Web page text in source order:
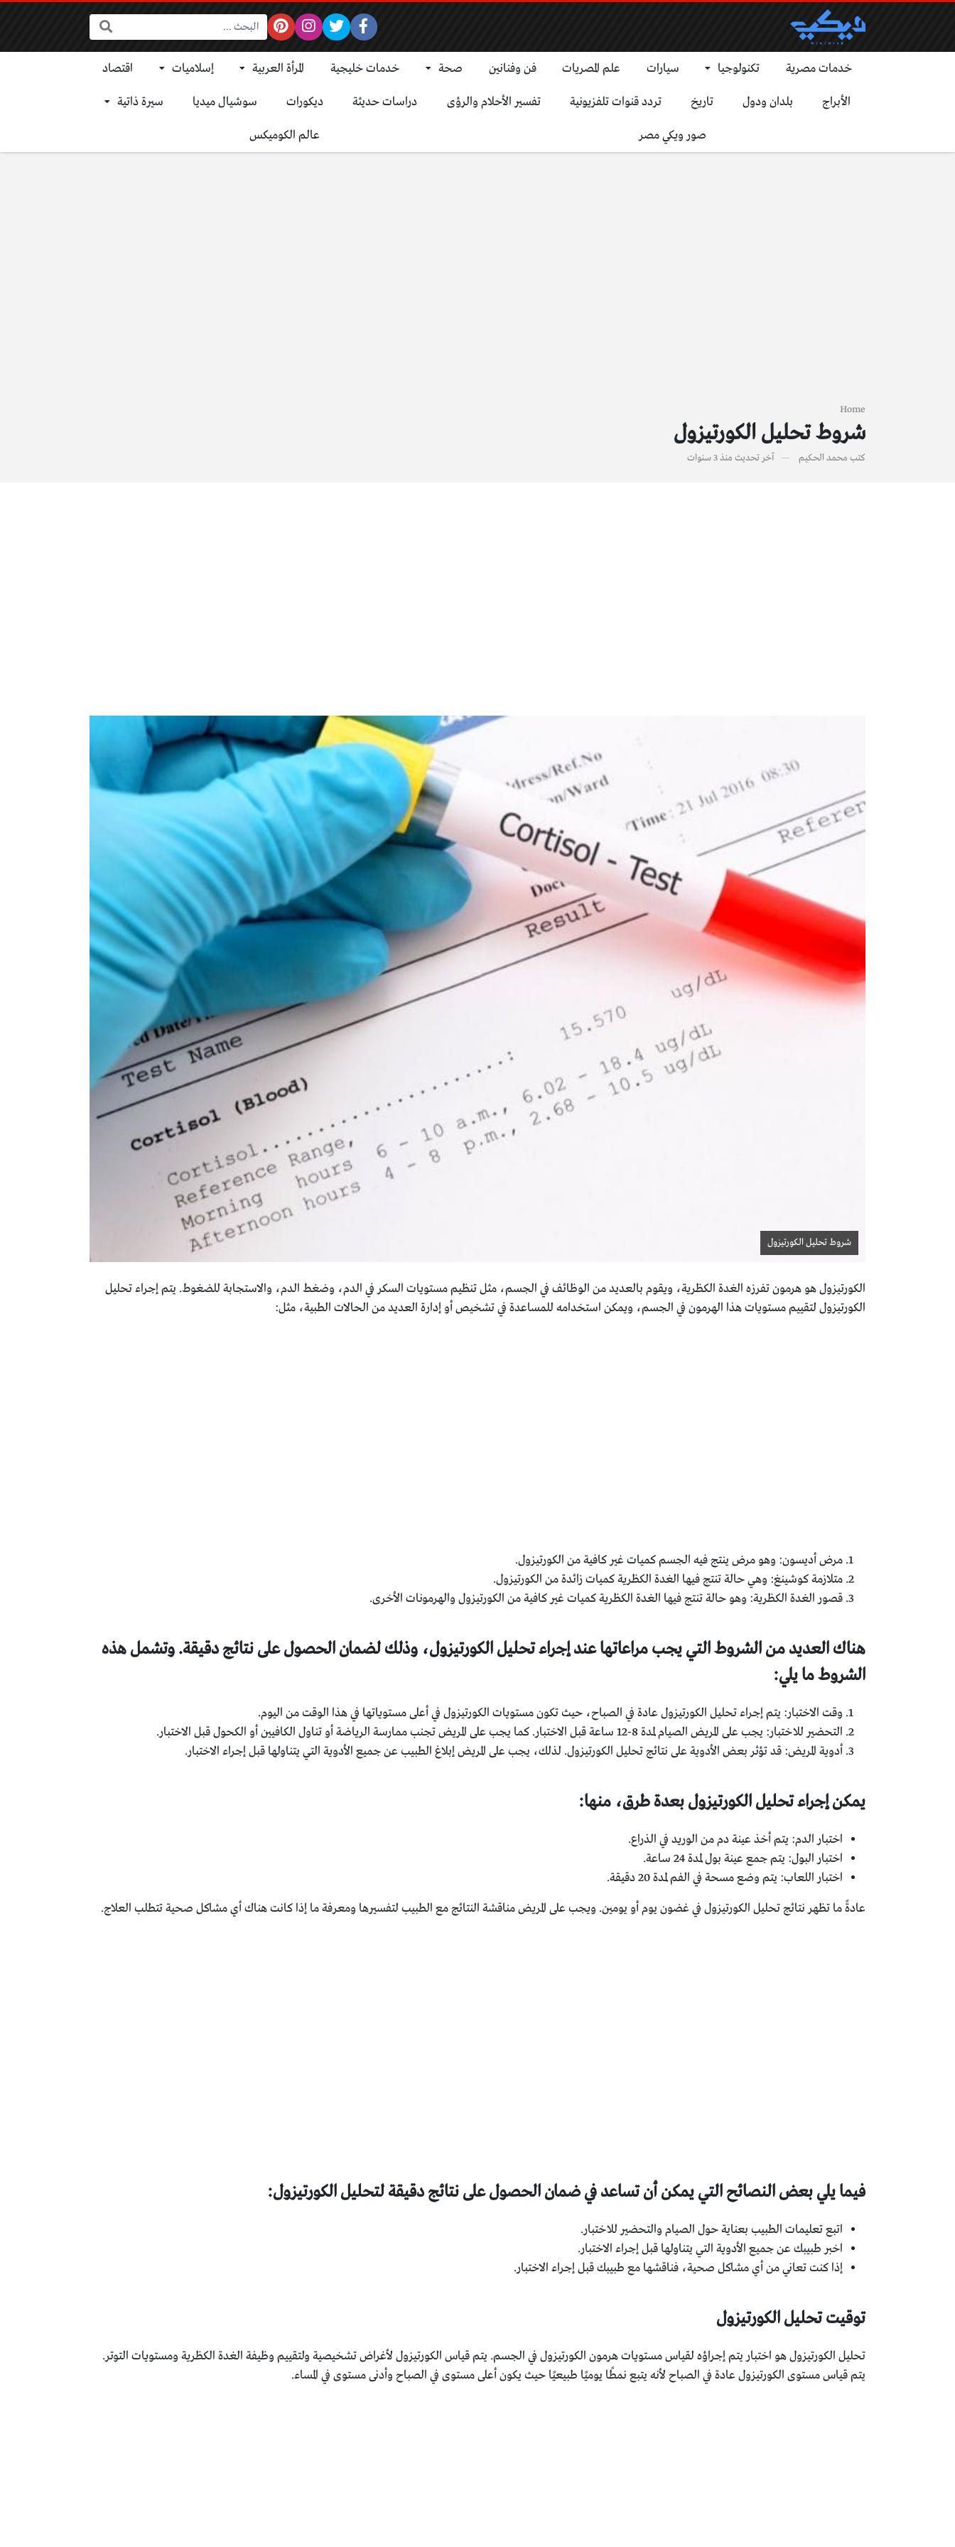
البحث:
خدمات مصرية تكنولوجيا سيارات علم المصريات فن وفنانين صحة خدمات خليجية المرأة العربية إسلاميات اقتصاد
الأبراج بلدان ودول تاريخ تردد قنوات تلفزيونية تفسير الأحلام والرؤى دراسات حديثة ديكورات سوشيال ميديا سيرة ذاتية
صور ويكي مصر عالم الكوميكس
Home
شروط تحليل الكورتيزول
كتب محمد الحكيم آخر تحديث منذ 3 سنوات
شروط تحليل الكورتيزول
الكورتيزول هو هرمون تفرزه الغدة الكظرية، ويقوم بالعديد من الوظائف في الجسم، مثل تنظيم مستويات السكر في الدم، وضغط الدم، والاستجابة للضغوط. يتم إجراء تحليل
الكورتيزول لتقييم مستويات هذا الهرمون في الجسم، ويمكن استخدامه للمساعدة في تشخيص أو إدارة العديد من الحالات الطبية، مثل:
مرض أديسون: وهو مرض ينتج فيه الجسم كميات غير كافية من الكورتيزول.
متلازمة كوشينغ: وهي حالة تنتج فيها الغدة الكظرية كميات زائدة من الكورتيزول.
قصور الغدة الكظرية: وهو حالة تنتج فيها الغدة الكظرية كميات غير كافية من الكورتيزول والهرمونات الأخرى.
هناك العديد من الشروط التي يجب مراعاتها عند إجراء تحليل الكورتيزول، وذلك لضمان الحصول على نتائج دقيقة. وتشمل هذه
الشروط ما يلي:
وقت الاختبار: يتم إجراء تحليل الكورتيزول عادة في الصباح، حيث تكون مستويات الكورتيزول في أعلى مستوياتها في هذا الوقت من اليوم.
التحضير للاختبار: يجب على المريض الصيام لمدة 8-12 ساعة قبل الاختبار. كما يجب على المريض تجنب ممارسة الرياضة أو تناول الكافيين أو الكحول قبل الاختبار.
أدوية المريض: قد تؤثر بعض الأدوية على نتائج تحليل الكورتيزول. لذلك، يجب على المريض إبلاغ الطبيب عن جميع الأدوية التي يتناولها قبل إجراء الاختبار.
يمكن إجراء تحليل الكورتيزول بعدة طرق، منها:
اختبار الدم: يتم أخذ عينة دم من الوريد في الذراع.
اختبار البول: يتم جمع عينة بول لمدة 24 ساعة.
اختبار اللعاب: يتم وضع مسحة في الفم لمدة 20 دقيقة.
عادةً ما تظهر نتائج تحليل الكورتيزول في غضون يوم أو يومين. ويجب على المريض مناقشة النتائج مع الطبيب لتفسيرها ومعرفة ما إذا كانت هناك أي مشاكل صحية تتطلب العلاج.
فيما يلي بعض النصائح التي يمكن أن تساعد في ضمان الحصول على نتائج دقيقة لتحليل الكورتيزول:
اتبع تعليمات الطبيب بعناية حول الصيام والتحضير للاختبار.
اخبر طبيبك عن جميع الأدوية التي يتناولها قبل إجراء الاختبار.
إذا كنت تعاني من أي مشاكل صحية، فناقشها مع طبيبك قبل إجراء الاختبار.
توقيت تحليل الكورتيزول
تحليل الكورتيزول هو اختبار يتم إجراؤه لقياس مستويات هرمون الكورتيزول في الجسم. يتم قياس الكورتيزول لأغراض تشخيصية ولتقييم وظيفة الغدة الكظرية ومستويات التوتر.
يتم قياس مستوى الكورتيزول عادة في الصباح لأنه يتبع نمطًا يوميًا طبيعيًا حيث يكون أعلى مستوى في الصباح وأدنى مستوى في المساء.